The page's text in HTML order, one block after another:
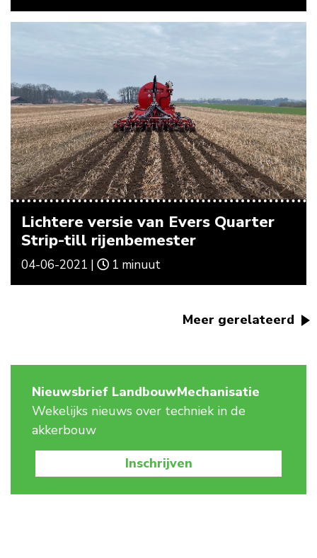
Lichtere versie van Evers Quarter
Strip-till rijenbemester
04-06-2021 | 1 minuut
Meer gerelateerd
Nieuwsbrief LandbouwMechanisatie
Wekelijks nieuws over techniek in de
akkerbouw
Inschrijven